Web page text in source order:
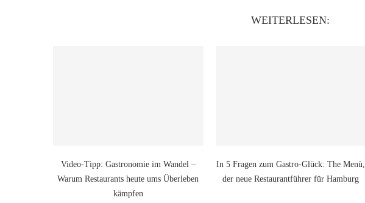
WEITERLESEN:
Video-Tipp: Gastronomie im Wandel –
Warum Restaurants heute ums Überleben
kämpfen
In 5 Fragen zum Gastro-Glück: The Menù,
der neue Restaurantführer für Hamburg